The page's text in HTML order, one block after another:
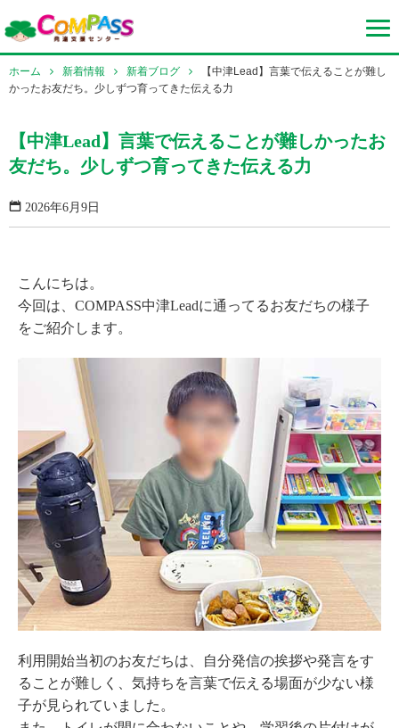
ホーム 新着情報 新着ブログ
【中津Lead】言葉で伝えることが難し
かったお友だち。少しずつ育ってきた伝える力
【中津Lead】言葉で伝えることが難しかったお
友だち。少しずつ育ってきた伝える力
2026年6月9日
こんにちは。
今回は、COMPASS中津Leadに通ってるお友だちの様子
をご紹介します。
利用開始当初のお友だちは、自分発信の挨拶や発言をす
ることが難しく、気持ちを言葉で伝える場面が少ない様
子が見られていました。